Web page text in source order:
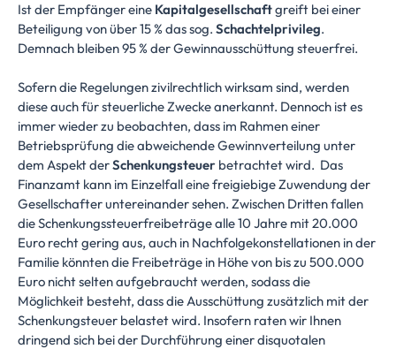
Ist der Empfänger eine Kapitalgesellschaftgreift bei einer
Beteiligung von über 15 % das sog. Schachtelprivileg.
Demnach bleiben 95 % der Gewinnausschüttung steuerfrei.
Sofern die Regelungen zivilrechtlich wirksam sind, werden
diese auch für steuerliche Zwecke anerkannt. Dennoch ist es
immer wieder zu beobachten, dass im Rahmen einer
Betriebsprüfung die abweichende Gewinnverteilung unter
dem Aspekt derSchenkungsteuer betrachtet wird. Das
Finanzamt kann im Einzelfall eine freigiebige Zuwendung der
Gesellschafter untereinander sehen. Zwischen Dritten fallen
die Schenkungssteuerfreibeträge alle 10 Jahre mit 20.000
Euro recht gering aus, auch in Nachfolgekonstellationen in der
Familie könnten die Freibeträge in Höhe von bis zu 500.000
Euro nicht selten aufgebraucht werden, sodass die
Möglichkeit besteht, dass die Ausschüttung zusätzlich mit der
Schenkungsteuer belastet wird. Insofern raten wir Ihnen
dringend sich bei der Durchführung einer disquotalen